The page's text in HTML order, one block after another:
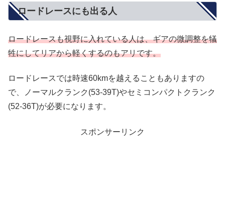
ロードレースにも出る人
ロードレースも視野に入れている人は、ギアの微調整を犠
牲にしてリアから軽くするのもアリです。
ロードレースでは時速60kmを越えることもありますの
で、ノーマルクランク(53-39T)やセミコンパクトクランク
(52-36T)が必要になります。
スポンサーリンク